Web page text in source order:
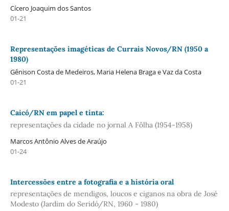
Cícero Joaquim dos Santos
01-21
Representações imagéticas de Currais Novos/RN (1950 a
1980)
Gênison Costa de Medeiros, Maria Helena Braga e Vaz da Costa
01-21
Caicó/RN em papel e tinta:
representações da cidade no jornal A Fôlha (1954-1958)
Marcos Antônio Alves de Araújo
01-24
Intercessões entre a fotografia e a história oral
representações de mendigos, loucos e ciganos na obra de José
Modesto (Jardim do Seridó/RN, 1960 - 1980)